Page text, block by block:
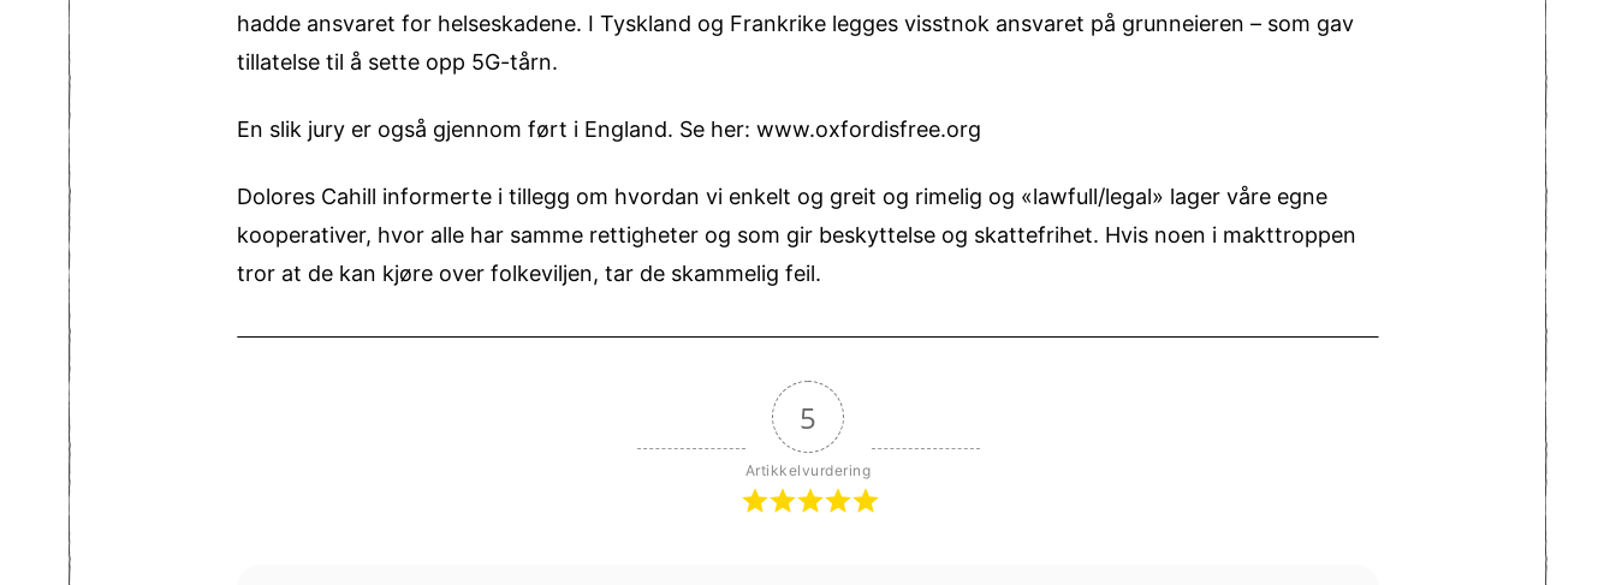
hadde ansvaret for helseskadene. I Tyskland og Frankrike legges visstnok ansvaret på grunneieren – som gav
tillatelse til å sette opp 5G-tårn.
En slik jury er også gjennom ført i England. Se her: www.oxfordisfree.org
Dolores Cahill informerte i tillegg om hvordan vi enkelt og greit og rimelig og «lawfull/legal» lager våre egne
kooperativer, hvor alle har samme rettigheter og som gir beskyttelse og skattefrihet. Hvis noen i makttroppen
tror at de kan kjøre over folkeviljen, tar de skammelig feil.
5
Artikkelvurdering